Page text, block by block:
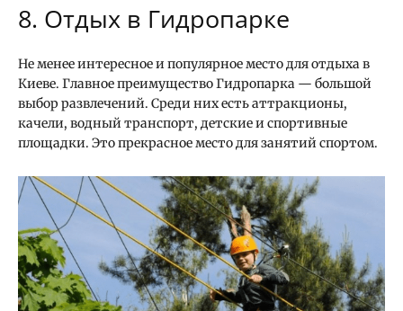
8. Отдых в Гидропарке
Не менее интересное и популярное место для отдыха в
Киеве. Главное преимущество Гидропарка — большой
выбор развлечений. Среди них есть аттракционы,
качели, водный транспорт, детские и спортивные
площадки. Это прекрасное место для занятий спортом.